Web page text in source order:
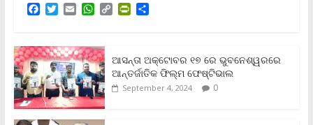
F
e
b
o
o
k
T
t
t
e
r
E
i
l
W
t
s
A
p
p
C
L
i
n
k
P
t
F
r
i
S
e
ଆସନ୍ତା ଅକ୍ଟୋବର ୧୭ ରେ ଭୁବନେଶ୍ୱରରେ
ଆନ୍ତର୍ଜାତିକ ଫିଲ୍ମ ଫେଷ୍ଟିଭାଲ
September 4, 2024 0